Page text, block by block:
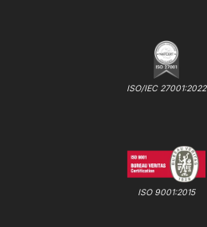
ISO/IEC 27001:2022
ISO 9001:2015